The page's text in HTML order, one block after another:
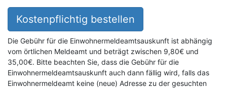
Kostenpflichtig bestellen
Die Gebühr für die Einwohnermeldeamtsauskunft ist abhängig
vom örtlichen Meldeamt und beträgt zwischen 9,80€ und
35,00€. Bitte beachten Sie, dass die Gebühr für die
Einwohnermeldeamtsauskunft auch dann fällig wird, falls das
Einwohnermeldeamt keine (neue) Adresse zu der gesuchten